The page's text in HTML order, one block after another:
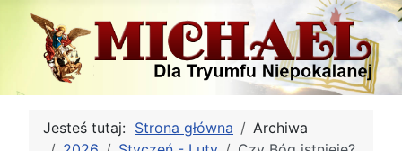
Jesteś tutaj: Strona główna
Archiwa